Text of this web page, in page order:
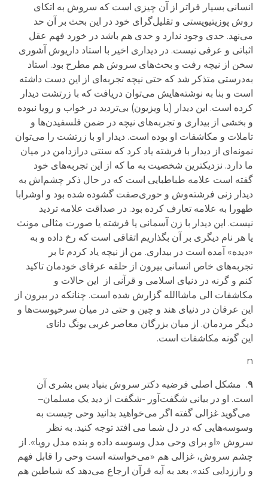
انسانی بسیار فراتر از آن چیزی است که سروش به اتکای
روش پوزیتیویستی و تقلیل‌گرای خود در این بحث بر آن حد
می‌نهد. حدی وجود ندارد و حدی هم باشد در خورد فهم عقل
اثباتی و عرفی نیست. در دیداری اخیر با استاد داریوش آشوری
سخن از نیچه رفت و بحث‌های سروش هم مطرح بود. استاد
به‌درستی متذکر شد که حتی نیچه تجربه‌ای از این دست داشته
است و بنا به نوشته‌هایش می‌توان دریافت که با زرتشت دیدار
کرده است. این دیدار (یا ویزیون) بی‌تردید در خواب و رویا نبوده
و بخشی از بیداری و تجربه‌های نیچه در ضمن فلسفیدن‌ها و
تاملات و مکاشفات او بوده است. دیدار او با زرتشت را می‌توان
نمونه‌ای از دیدار با فرشته یاد کرد که سنتی درازدامن در میان
ما دارد. نزدیکترین شخصیت به ما که از این تجربه‌های خود
گفته است علامه طباطبایی است که در حال ذکر چشم‌اش به
دیدار زنی فرشته‌وش و حوری‌صفت گشوده شده بود و اوشرابا
طهورا به علامه تعارف کرده بود. در صداقت علامه تردید
نیست. این دیدار با زن آسمانی یا فرشته یا صورت مثالی مونث
یا هر نام دیگری بر آن بگذاریم اتفاقی است که رخ داده و به
«دیده» آمده است در بیداری. من از نیچه یاد کردم تا بر
تجربه‌های خاص انسانی بیرون از حلقه عرفای خودمان تاکید
کنم و گرنه در دنیای اسلامی و قرآنی از این حالات و
مکاشفات الی ماشاالله گزارش شده است. چنانکه در بیرون از
این عرفان در دنیای هند و چین و حتی در میان سرخپوست‌ها و
دیگر مردمان. از میان بزرگان معاصر غربی یونگ دانای
این گونه مکاشفات است.
n
۹. مشکل اصلی فرضیه دکتر سروش بنیاد بس بشری آن
است. او در بیانی شگفت‌آور -شگفت از دید یک مسلمان–
می‌گوید غزالی گفته اگر می‌خواهید بدانید وحی چیست به
وسوسه‌هایی که در دل شما می افتد توجه کنید. به نظر
سروش «او برای وحی مدل وسوسه داده و بنده مدل رویا». از
چشم سروش، غزالی هم «می‌خواسته است وحی را قابل فهم
و راززدایی کند». بعد به آیه قرآن ارجاع می‌دهد که شیاطین هم